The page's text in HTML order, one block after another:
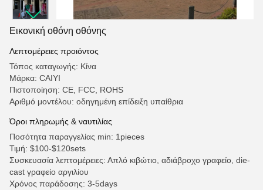
Εικονική οθόνη οθόνης
Λεπτομέρειες προιόντος
Τόπος καταγωγής: Κίνα
Μάρκα: CAIYI
Πιστοποίηση: CE, FCC, ROHS
Αριθμό μοντέλου: οδηγημένη επίδειξη υπαίθρια
Όροι πληρωμής & ναυτιλίας
Ποσότητα παραγγελίας min: 1pieces
Τιμή: $100-$120sets
Συσκευασία λεπτομέρειες: Απλό κιβώτιο, αδιάβροχο γραφείο, die-
cast γραφείο αργιλίου
Χρόνος παράδοσης: 3-5days